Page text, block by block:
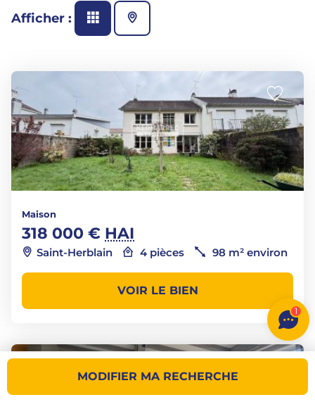
MODIFIER MA RECHERCHE
Afficher :
Maison
318 000 € HAI
Saint-Herblain 4 pièces 98 m² environ
VOIR LE BIEN
1